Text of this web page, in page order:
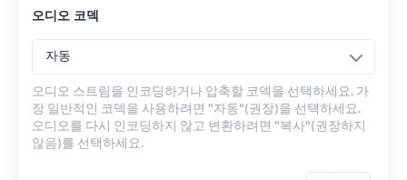
오디오 코덱
자동
오디오 스트림을 인코딩하거나 압축할 코덱을 선택하세요. 가
장 일반적인 코덱을 사용하려면 "자동"(권장)을 선택하세요.
오디오를 다시 인코딩하지 않고 변환하려면 "복사"(권장하지
않음)를 선택하세요.